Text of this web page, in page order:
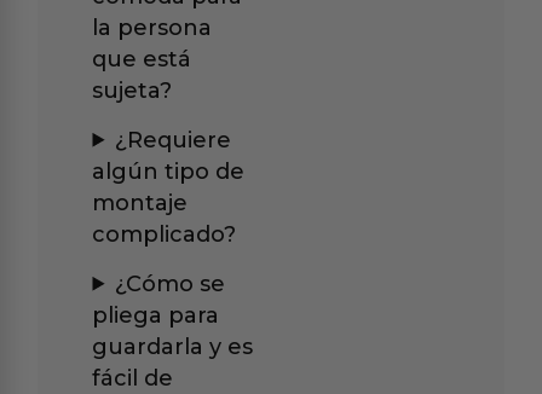
la persona
que está
sujeta?
¿Requiere
algún tipo de
montaje
complicado?
¿Cómo se
pliega para
guardarla y es
fácil de